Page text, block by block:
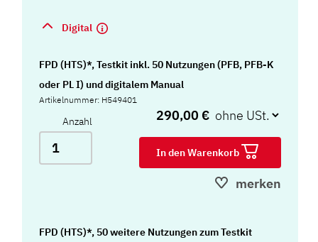
Digital
FPD (HTS)*, Testkit inkl. 50 Nutzungen (PFB, PFB-K
oder PL I) und digitalem Manual
Artikelnummer: H549401
Anzahl 290,00 €
In den Warenkorb
merken
FPD (HTS)*, 50 weitere Nutzungen zum Testkit